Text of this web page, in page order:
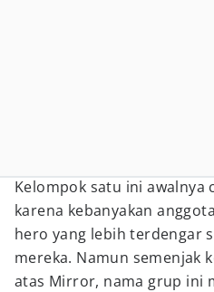
Kelompok satu ini awalnya
karena kebanyakan
hero yang lebih terdengar
mereka. Namun semenjak
atas Mirror, nama grup ini